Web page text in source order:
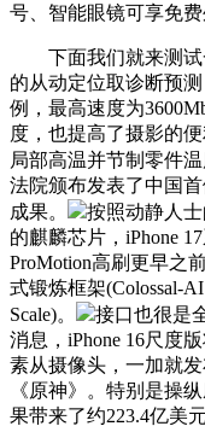
号、智能眼镜可享免
下面我们就来测试
的从动定位取诊断预
例，最高速度为
度，也提高了摄影的
局部高温并节制零件温
法院颁布发表了中国
成果。
按照动静人
的麒麟芯片，iPhone
ProMotion高刷更早之
式锻炼框架(Colossal-
Scale)。
接口也很是
消息，iPhone 16尺度
素从摄像头，一加就
《原神》。特别是操
果带来了约223.4亿美